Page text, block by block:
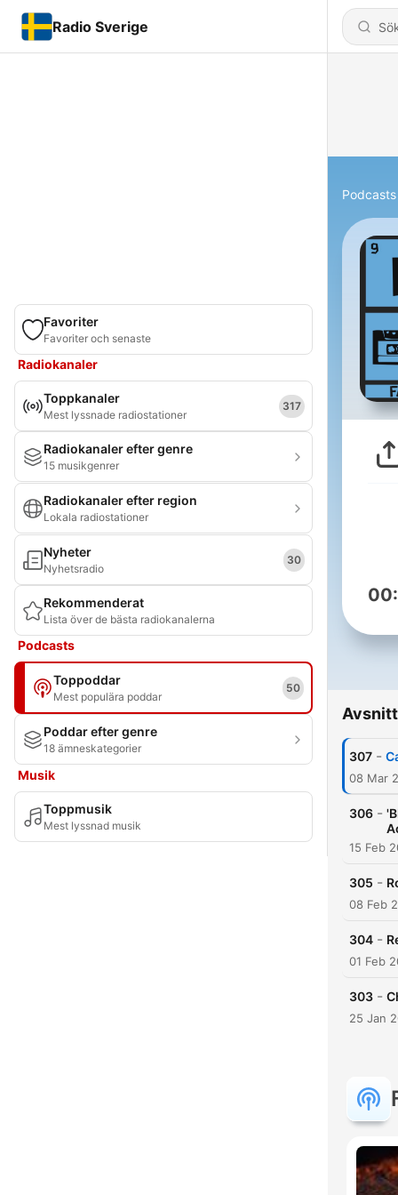
Radio Sverige
Favoriter
Favoriter och senaste
Radiokanaler
Toppkanaler
Mest lyssnade radiostationer
317
Radiokanaler efter genre
15 musikgenrer
Radiokanaler efter region
Lokala radiostationer
Nyheter
Nyhetsradio
30
Rekommenderat
Lista över de bästa radiokanalerna
Podcasts
Toppoddar
Mest populära poddar
50
Poddar efter genre
18 ämneskategorier
Musik
Toppmusik
Mest lyssnad musik
Podcasts
Avsnitt
307 -
08 Mar
306 -
15 Feb
305 -
08 Feb
304 -
01 Feb
303 -
25 Jan